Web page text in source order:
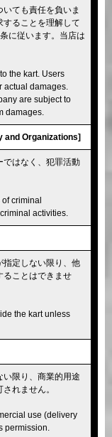
ても責任を負いま
ることを理解して
に従います。当店は
the kart. Users
actual damages.
are subject to
damages.
and Organizations]
ではなく、犯罪活動
criminal
activities.
指定しない限り、他
ることはできませ
the kart unless
い限り、商業的用途
れません。
use (delivery
permission.